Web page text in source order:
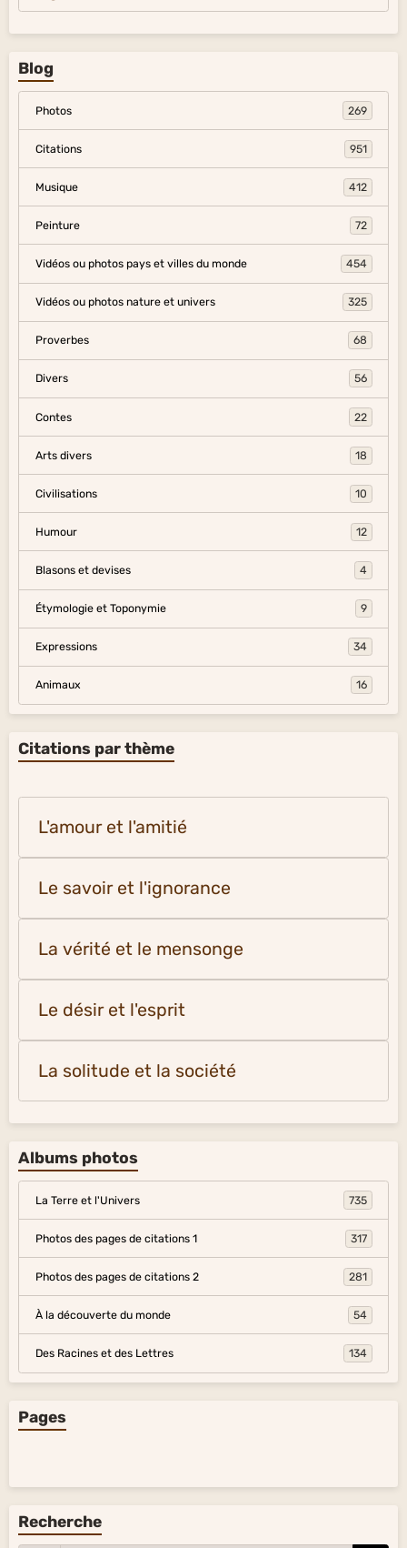
Blog
Photos 269
Citations 951
Musique 412
Peinture 72
Vidéos ou photos pays et villes du monde 454
Vidéos ou photos nature et univers 325
Proverbes 68
Divers 56
Contes 22
Arts divers 18
Civilisations 10
Humour 12
Blasons et devises 4
Étymologie et Toponymie 9
Expressions 34
Animaux 16
Citations par thème
L'amour et l'amitié
Le savoir et l'ignorance
La vérité et le mensonge
Le désir et l'esprit
La solitude et la société
Albums photos
La Terre et l'Univers 735
Photos des pages de citations 1 317
Photos des pages de citations 2 281
À la découverte du monde 54
Des Racines et des Lettres 134
Pages
Recherche